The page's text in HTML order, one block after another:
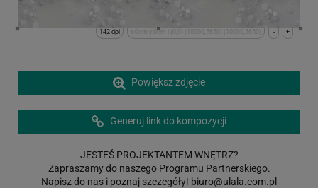
+
-
x:0cm y:0cm | (0,0) (10000,5650) (10000,5650)
142 dpi
Powiększ zdjęcie
Generuj link do kompozycji
JESTEŚ PROJEKTANTEM WNĘTRZ?
Zapraszamy do naszego Programu Partnerskiego.
Napisz do nas i poznaj szczegóły! biuro@ulala.com.pl